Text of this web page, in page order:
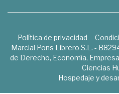
Política de privacidad
Marcial Pons Librero S.L. -
de Derecho, Economía,
Ciencias
Hospedaje y